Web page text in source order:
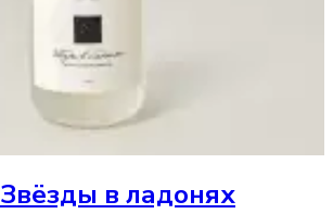
Звёзды в ладонях